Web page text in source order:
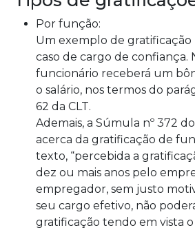
Por função:
Um exemplo de
caso de cargo de confiança.
funcionário receberá um
o salário, nos termos do
62 da CLT.
Ademais, a Súmula nº 372
acerca da gratificação de
texto, “percebida a
dez ou mais anos pelo
empregador, sem justo
seu cargo efetivo, não
gratificação tendo em vista